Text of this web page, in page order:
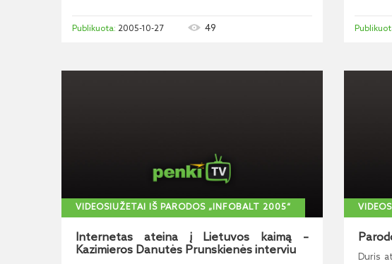
2005-10-27 49
VIDEOSIUŽETAI IŠ PARODOS „INFOBALT 2005“
Internetas ateina į Lietuvos kaimą –
Kazimieros Danutės Prunskienės interviu
Duris